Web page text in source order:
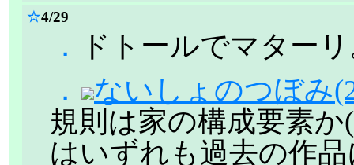
☆4/29
．
ドトールでマター
．
ないしょのつぼみ
規則は家の構成要素
はいずれも過去の作